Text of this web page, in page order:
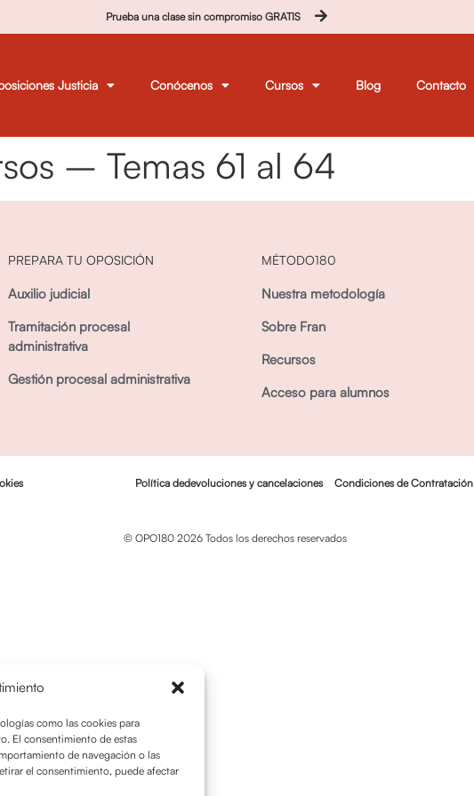
como las cookies para
El consentimiento de estas
de navegación o las
el consentimiento, puede afectar
Prueba una clase sin compromiso GRATIS
Justicia Conócenos Cursos Blog Contacto
– Temas 61 al 64
PREPARA TU OPOSICIÓN
Auxilio judicial
Tramitación procesal
administrativa
Gestión procesal administrativa
MÉTODO180
Nuestra metodología
Sobre Fran
Recursos
Acceso para alumnos
Política dedevoluciones y cancelaciones Condiciones de Contratación
© OPO180 2026 Todos los derechos reservados